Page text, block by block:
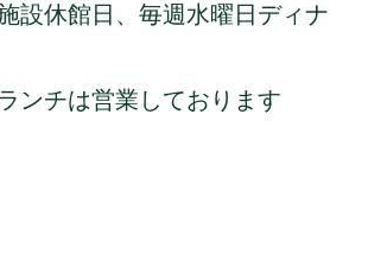
設休館日、毎週水曜日ディナ
ンチは営業しております